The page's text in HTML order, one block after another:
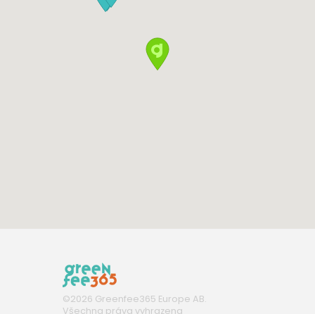
©2026 Greenfee365 Europe AB.
Všechna práva vyhrazena